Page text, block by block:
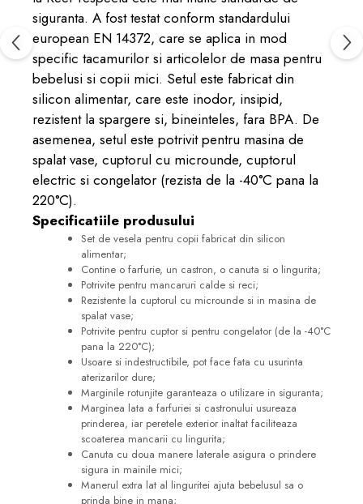
siguranta. A fost testat conform standardului
european EN 14372, care se aplica in mod
specific tacamurilor si articolelor de masa pentru
bebelusi si copii mici. Setul este fabricat din
silicon alimentar, care este inodor, insipid,
rezistent la spargere si, bineinteles, fara BPA. De
asemenea, setul este potrivit pentru masina de
spalat vase, cuptorul cu microunde, cuptorul
electric si congelator (rezista de la -40°C pana la
220°C).
Specificatiile produsului
Set de vesela pentru copii fabricat din silicon
alimentar;
Contine o farfurie, un castron, o canuta si o lingurita;
Potrivite pentru mancaruri calde si reci;
Rezistente la cuptorul cu microunde si in masina de
spalat vase;
Potrivite pentru cuptor si pentru congelator (de la -40°C
pana la 220°C);
Usoare si indestructibile, pot face fata cu usurinta
aterizarilor dure;
Marginile rotunjite garanteaza o utilizare in siguranta;
Marginea lata a farfuriei si castronului usureaza
prinderea, iar peretele exterior inaltat faciliteaza
scoaterea mancarii cu lingurita;
Canuta cu doua manere laterale asigura o prindere
sigura in mainile mici;
Manerul extra lat al linguritei ajuta bebelusul sa o
prinda bine in mana;